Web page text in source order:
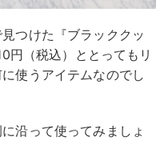
つけた『ブラッククッ
円（税込）ととってもリ
使うアイテムなのでし
沿って使ってみましょ